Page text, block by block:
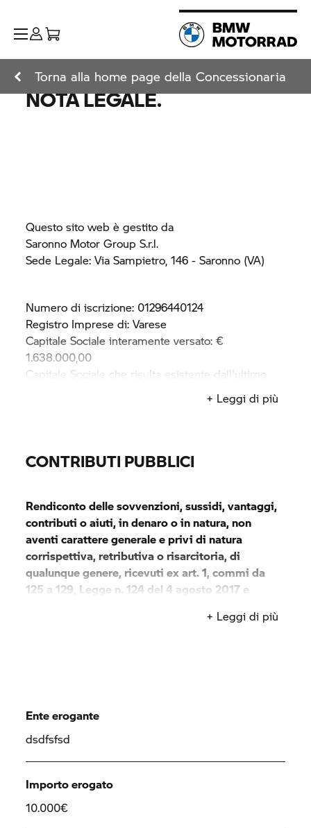
Torna alla home page della Concessionaria
NOTA LEGALE.
Questo sito web è gestito da
Saronno Motor Group S.r.l.
Sede Legale: Via Sampietro, 146 - Saronno (VA)
Numero di iscrizione: 01296440124
Registro Imprese di: Varese
Capitale Sociale interamente versato: €
1.638.000,00
Capitale Sociale che risulta esistente dall'ultimo
+ Leggi di più
CONTRIBUTI PUBBLICI
Rendiconto delle sovvenzioni, sussidi, vantaggi,
contributi o aiuti, in denaro o in natura, non
aventi carattere generale e privi di natura
corrispettiva, retributiva o risarcitoria, di
qualunque genere, ricevuti ex art. 1, commi da
125 a 129, Legge n. 124 del 4 agosto 2017 e
+ Leggi di più
Ente erogante
dsdfsfsd
Importo erogato
10.000€